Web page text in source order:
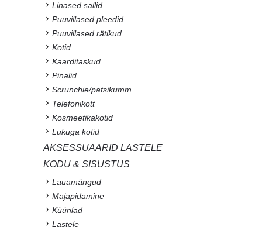
Linased sallid
Puuvillased pleedid
Puuvillased rätikud
Kotid
Kaarditaskud
Pinalid
Scrunchie/patsikumm
Telefonikott
Kosmeetikakotid
Lukuga kotid
AKSESSUAARID LASTELE
KODU & SISUSTUS
Lauamängud
Majapidamine
Küünlad
Lastele